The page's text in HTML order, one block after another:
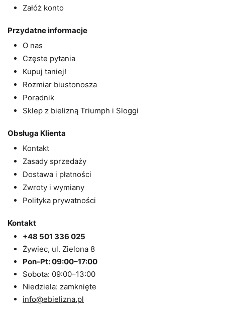
Załóż konto
Przydatne informacje
O nas
Częste pytania
Kupuj taniej!
Rozmiar biustonosza
Poradnik
Sklep z bielizną Triumph i Sloggi
Obsługa Klienta
Kontakt
Zasady sprzedaży
Dostawa i płatności
Zwroty i wymiany
Polityka prywatności
Kontakt
+48 501 336 025
Żywiec, ul. Zielona 8
Pon-Pt: 09:00–17:00
Sobota: 09:00–13:00
Niedziela: zamknięte
info@ebielizna.pl